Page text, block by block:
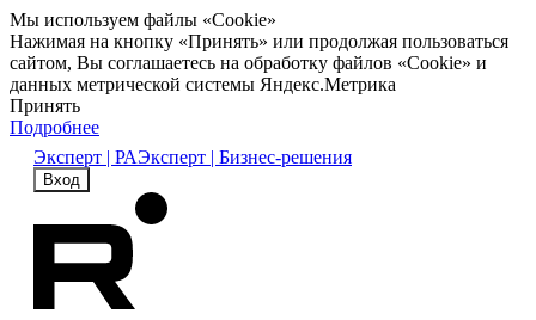
Мы используем файлы «Cookie»
Нажимая на кнопку «Принять» или продолжая пользоваться
сайтом, Вы соглашаетесь на обработку файлов «Cookie» и
данных метрической системы Яндекс.Метрика
Принять
Подробнее
Эксперт | РАЭксперт | Бизнес-решения
Вход